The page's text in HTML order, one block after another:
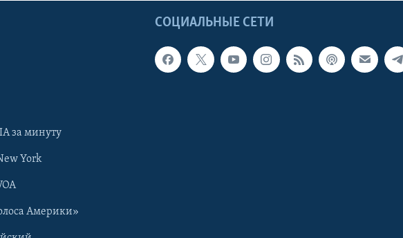
СОЦИАЛЬНЫЕ СЕТИ
за минуту
York
Америки»